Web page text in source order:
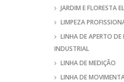
JARDIM E FLORESTA
LIMPEZA
LINHA DE APERTO DE
INDUSTRIAL
LINHA DE MEDIÇÃO
LINHA DE